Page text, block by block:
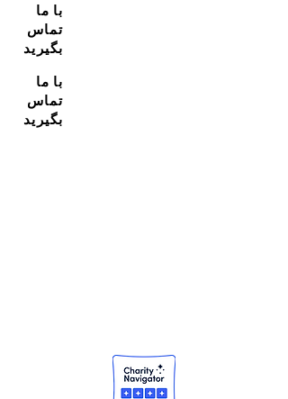
با ما
تماس
بگیرید
با ما
تماس
بگیرید